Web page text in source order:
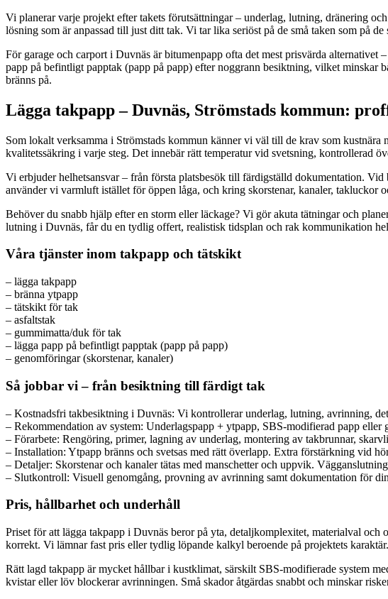
Vi planerar varje projekt efter takets förutsättningar – underlag, lutning, dränering
lösning som är anpassad till just ditt tak. Vi tar lika seriöst på de små taken som på
För garage och carport i Duvnäs är bitumenpapp ofta det mest prisvärda
papp på befintligt papptak (papp på papp) efter noggrann besiktning, vilket minskar
bränns på.
Lägga takpapp – Duvnäs, Strömstads kommun:
Som lokalt verksamma i Strömstads kommun känner vi väl till de krav som
kvalitetssäkring i varje steg. Det innebär rätt temperatur vid svetsning, kontrollerad
Vi erbjuder helhetsansvar – från första platsbesök till färdigställd dokumentation.
använder vi varmluft istället för öppen låga, och kring skorstenar, kanaler, takluckor
Behöver du snabb hjälp efter en storm eller läckage? Vi gör akuta tätningar och
lutning i Duvnäs, får du en tydlig offert, realistisk tidsplan och rak kommunikation
Våra tjänster inom takpapp och tätskikt
– lägga takpapp
– bränna ytpapp
– tätskikt för tak
– asfaltstak
– gummimatta/duk för tak
– lägga papp på befintligt papptak (papp på papp)
– genomföringar (skorstenar, kanaler)
Så jobbar vi – från besiktning till färdigt tak
– Kostnadsfri takbesiktning i Duvnäs: Vi kontrollerar underlag, lutning, avrinning,
– Rekommendation av system: Underlagspapp + ytpapp, SBS-modifierad papp
– Förarbete: Rengöring, primer, lagning av underlag, montering av takbrunnar,
– Installation: Ytpapp bränns och svetsas med rätt överlapp. Extra förstärkning vid
– Detaljer: Skorstenar och kanaler tätas med manschetter och uppvik.
– Slutkontroll: Visuell genomgång, provning av avrinning samt dokumentation för
Pris, hållbarhet och underhåll
Priset för att lägga takpapp i Duvnäs beror på yta, detaljkomplexitet, materialval
korrekt. Vi lämnar fast pris eller tydlig löpande kalkyl beroende på projektets karaktär.
Rätt lagd takpapp är mycket hållbar i kustklimat, särskilt SBS-modifierade system
kvistar eller löv blockerar avrinningen. Små skador åtgärdas snabbt och minskar